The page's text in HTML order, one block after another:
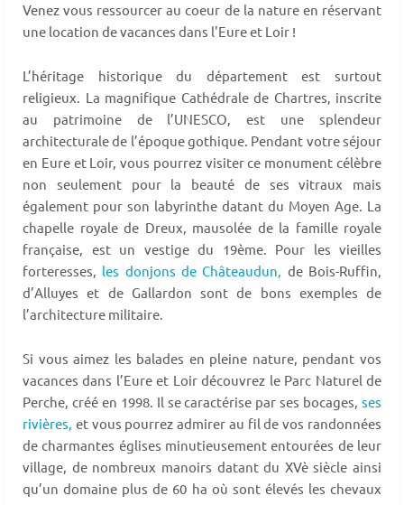
Venez vous ressourcer au coeur de la nature en réservant
une location de vacances dans l'Eure et Loir !
L’héritage historique du département est surtout
religieux. La magnifique Cathédrale de Chartres, inscrite
au patrimoine de l’UNESCO, est une splendeur
architecturale de l’époque gothique. Pendant votre séjour
en Eure et Loir, vous pourrez visiter ce monument célèbre
non seulement pour la beauté de ses vitraux mais
également pour son labyrinthe datant du Moyen Age. La
chapelle royale de Dreux, mausolée de la famille royale
française, est un vestige du 19ème. Pour les vieilles
forteresses, les donjons de Châteaudun, de Bois-Ruffin,
d’Alluyes et de Gallardon sont de bons exemples de
l’architecture militaire.
Si vous aimez les balades en pleine nature, pendant vos
vacances dans l’Eure et Loir découvrez le Parc Naturel de
Perche, créé en 1998. Il se caractérise par ses bocages, ses
rivières, et vous pourrez admirer au fil de vos randonnées
de charmantes églises minutieusement entourées de leur
village, de nombreux manoirs datant du XVè siècle ainsi
qu’un domaine plus de 60 ha où sont élevés les chevaux